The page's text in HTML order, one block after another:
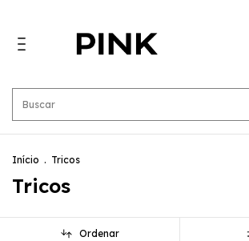
Início . Tricos
Tricos
Ordenar